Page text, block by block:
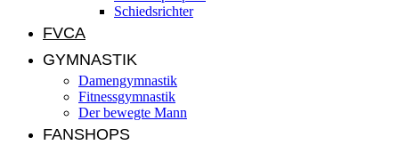
Schiedsrichter
FVCA
GYMNASTIK
Damengymnastik
Fitnessgymnastik
Der bewegte Mann
FANSHOPS